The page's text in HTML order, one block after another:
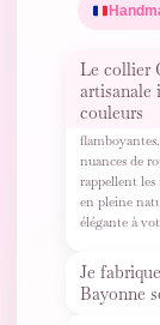
Le collier
artisanale
couleurs
nuances de
rappellent les
en pleine
élégante à
Je
Bayonne